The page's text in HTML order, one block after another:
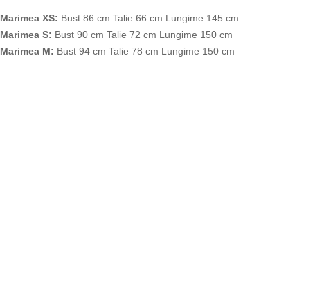
Marimea XS: Bust 86 cm Talie 66 cm Lungime 145 cm
Marimea S: Bust 90 cm Talie 72 cm Lungime 150 cm
Marimea M: Bust 94 cm Talie 78 cm Lungime 150 cm